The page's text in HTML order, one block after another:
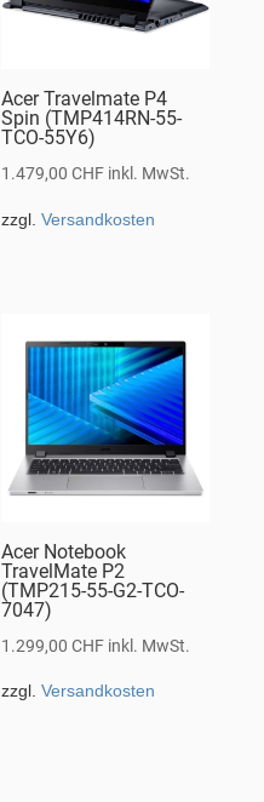
Acer Travelmate P4
Spin (TMP414RN-55-
TCO-55Y6)
1.479,00CHF inkl. MwSt.
zzgl.Versandkosten
Acer Notebook
TravelMate P2
(TMP215-55-G2-TCO-
7047)
1.299,00CHF inkl. MwSt.
zzgl.Versandkosten